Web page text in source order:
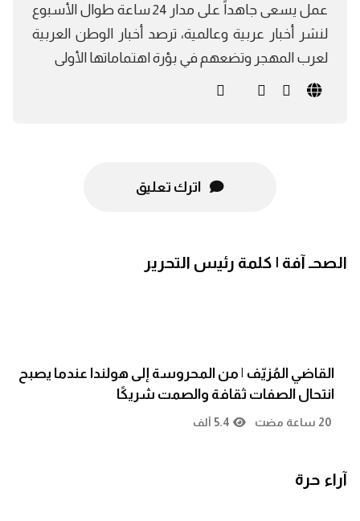
عمل يسعى جاهداً على مدار 24 ساعة طوال الأسبوع
لنشر أخبار عربية وعالمية، ترصد أخبار الوطن العربية
لعرب المهجر وتضعهم في بؤرة اهتماماتها الأولى
اترك تعليق
الصحـ آفة | كلمة رئيس التحرير
القاضي المُزيّف | من المحروسة إلى هولندا عندما يصبح
انتحال الصفات ثقافة والصمت شريكًا
20 ساعة مضت 5.4 ألف
آراء حرة